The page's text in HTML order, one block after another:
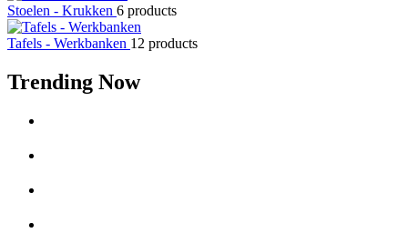
Stoelen - Krukken 6 products
Tafels - Werkbanken 12 products
Trending Now